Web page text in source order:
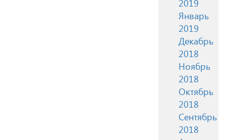
2019
Январь
2019
Декабрь
2018
Ноябрь
2018
Октябрь
2018
Сентябрь
2018